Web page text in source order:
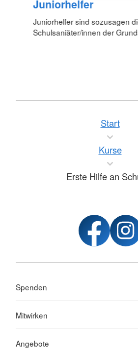
Juniorhelfer
Juniorhelfer sind sozusagen
Schulsaniäter/innen der
Start
Kurse
Erste Hilfe an
Spenden
Mitwirken
Angebote